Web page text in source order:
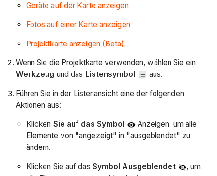
Geräte auf der Karte anzeigen
Fotos auf einer Karte anzeigen
Projektkarte anzeigen (Beta)
Wenn Sie die Projektkarte verwenden, wählen Sie ein
Werkzeug und das Listensymbol aus.
Führen Sie in der Listenansicht eine der folgenden
Aktionen aus:
Klicken Sie auf das Symbol
Anzeigen, um alle
Elemente von "angezeigt" in "ausgeblendet" zu
ändern.
Klicken Sie auf das Symbol Ausgeblendet
, um